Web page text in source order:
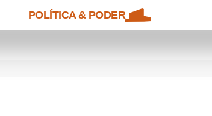
POLÍTICA & PODER